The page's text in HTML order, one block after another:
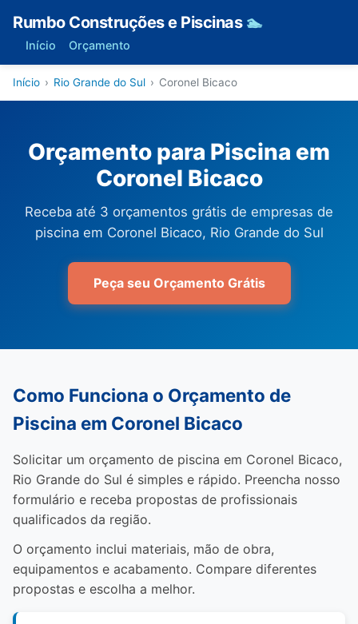
Rumbo Construções e Piscinas 🏊
Início Orçamento
Início › Rio Grande do Sul › Coronel Bicaco
Orçamento para Piscina em
Coronel Bicaco
Receba até 3 orçamentos grátis de empresas de
piscina em Coronel Bicaco, Rio Grande do Sul
Peça seu Orçamento Grátis
Como Funciona o Orçamento de
Piscina em Coronel Bicaco
Solicitar um orçamento de piscina em Coronel Bicaco,
Rio Grande do Sul é simples e rápido. Preencha nosso
formulário e receba propostas de profissionais
qualificados da região.
O orçamento inclui materiais, mão de obra,
equipamentos e acabamento. Compare diferentes
propostas e escolha a melhor.